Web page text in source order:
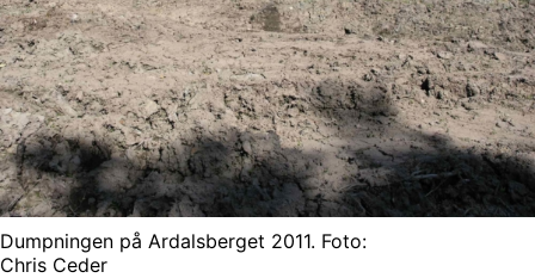
Dumpningen på Ardalsberget 2011. Foto:
Chris Ceder